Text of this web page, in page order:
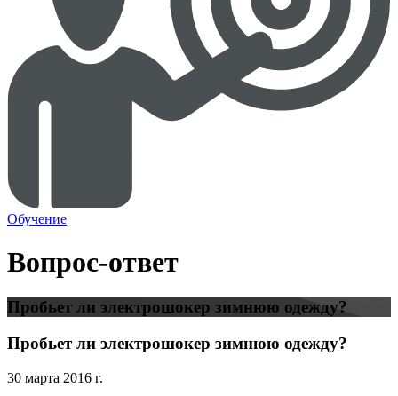
Обучение
Вопрос-ответ
Пробьет ли электрошокер зимнюю одежду?
Пробьет ли электрошокер зимнюю одежду?
30 марта 2016 г.